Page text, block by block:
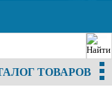
ТОВАРОВ